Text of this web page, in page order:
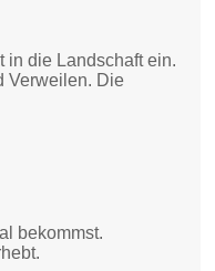
in die Landschaft ein.
Verweilen. Die
bekommst.